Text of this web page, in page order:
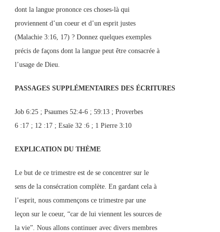
dont la langue prononce ces choses-là qui
proviennent d’un coeur et d’un esprit justes
(Malachie 3:16, 17) ? Donnez quelques exemples
précis de façons dont la langue peut être consacrée à
l’usage de Dieu.
PASSAGES SUPPLÉMENTAIRES DES ÉCRITURES
Job 6:25 ; Psaumes 52:4-6 ; 59:13 ; Proverbes
6 :17 ; 12 :17 ; Esaïe 32 :6 ; 1 Pierre 3:10
EXPLICATION DU THÈME
Le but de ce trimestre est de se concentrer sur le
sens de la consécration complète. En gardant cela à
l’esprit, nous commençons ce trimestre par une
leçon sur le coeur, “car de lui viennent les sources de
la vie”. Nous allons continuer avec divers membres